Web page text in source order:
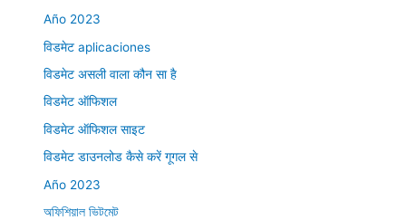
Año 2023
विडमेट aplicaciones
विडमेट असली वाला कौन सा है
विडमेट ऑफिशल
विडमेट ऑफिशल साइट
विडमेट डाउनलोड कैसे करें गूगल से
Año 2023
অফিশিয়াল ভিটমেট